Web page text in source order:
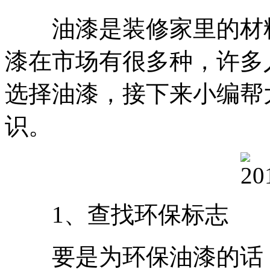
油漆是装修家里的材
漆在市场有很多种，许
选择油漆，接下来小编
识。
1、查找环保标志
要是为环保油漆的话